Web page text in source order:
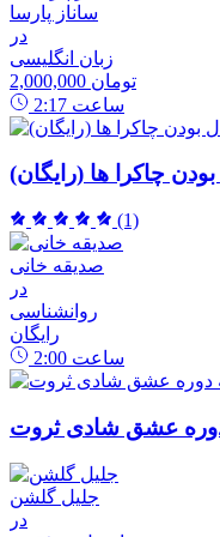
ساناز پارسا
در
زبان انگلیسی
2,000,000 تومان
2:17 ساعت
چاکرا ها (رایگان)
(1)
صدیقه خانی
در
روانشناسی
رایگان
2:00 ساعت
دوره عشق شادی ثروت
جلیل گلشن
در